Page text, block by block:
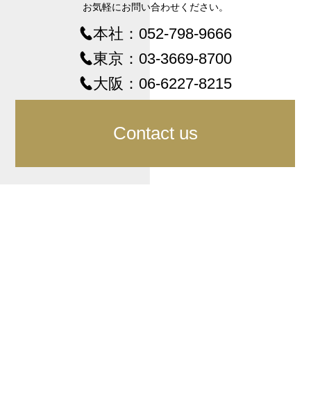
お気軽にお問い合わせください。
本社： 052-798-9666
東京： 03-3669-8700
大阪： 06-6227-8215
Contact us